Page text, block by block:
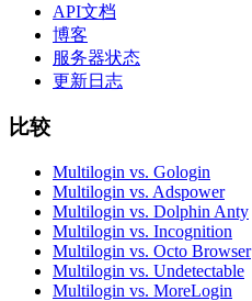
API文档
博客
服务器状态
更新日志
比较
Multilogin vs. Gologin
Multilogin vs. Adspower
Multilogin vs. Dolphin Anty
Multilogin vs. Incognition
Multilogin vs. Octo Browser
Multilogin vs. Undetectable
Multilogin vs. MoreLogin